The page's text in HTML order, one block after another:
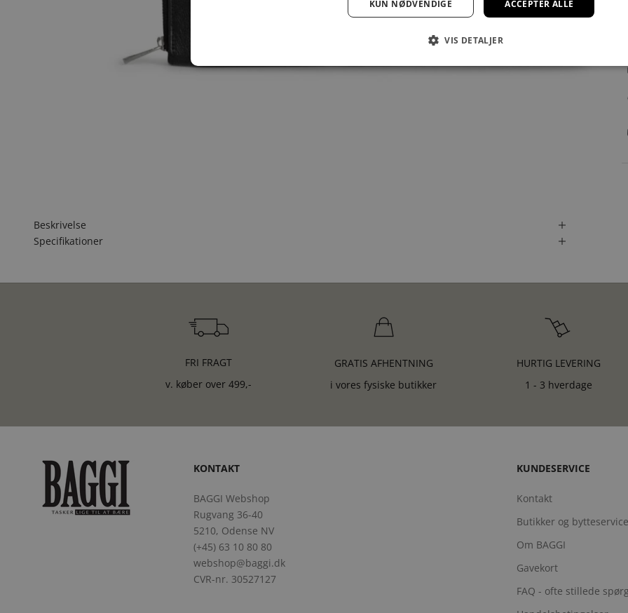
Beskrivelse
Specifikationer
FRI FRAGT
v. køber over 499,-
GRATIS AFHENTNING
i vores fysiske butikker
HURTIG LEVERING
1 - 3 hverdage
KONTAKT
BAGGI Webshop
Rugvang 36-40
5210, Odense NV
(+45) 63 10 80 80
webshop@baggi.dk
CVR-nr. 30527127
KUNDESERVICE
Kontakt
Butikker og bytteservice
Om BAGGI
Gavekort
FAQ - ofte stillede
ACCEPTER ALLE
KUN NØDVENDIGE
VIS DETALJER